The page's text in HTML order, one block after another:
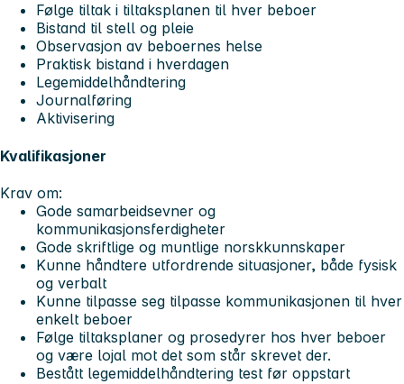
Følge tiltak i tiltaksplanen til hver beboer
Bistand til stell og pleie
Observasjon av beboernes helse
Praktisk bistand i hverdagen
Legemiddelhåndtering
Journalføring
Aktivisering
Kvalifikasjoner
Krav om:
Gode samarbeidsevner og
kommunikasjonsferdigheter
Gode skriftlige og muntlige norskkunnskaper
Kunne håndtere utfordrende situasjoner, både fysisk
og verbalt
Kunne tilpasse seg tilpasse kommunikasjonen til hver
enkelt beboer
Følge tiltaksplaner og prosedyrer hos hver beboer
og være lojal mot det som står skrevet der.
Bestått legemiddelhåndtering test før oppstart